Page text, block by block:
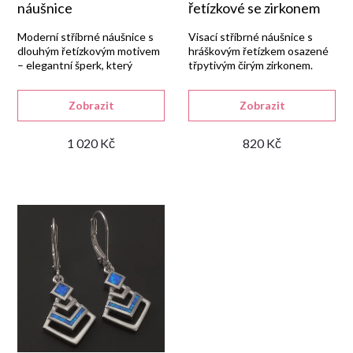
r
o
d
k
náušnice
1 020 Kč
Zobrazit
Moderní stříbrné náušnice s
dlouhým řetízkovým motivem
– elegantní šperk, který
řetízkové se zirkonem
820 Kč
Zobrazit
Visací stříbrné náušnice s
hráškovým řetízkem osazené
třpytivým čirým zirkonem.